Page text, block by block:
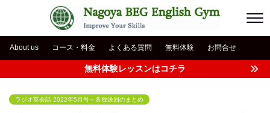
About us コース・料金 よくある質問 無料体験 お問合せ
無料体験レッスンはコチラ
ラジオ英会話 2022年5月号～各放送回のまとめ